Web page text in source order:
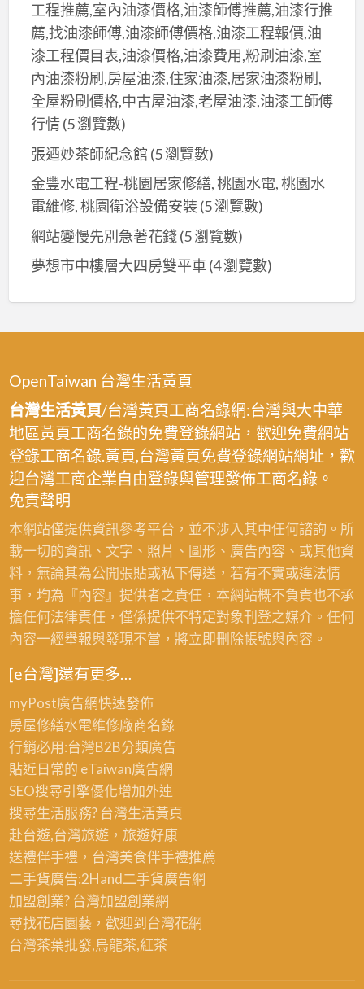
工程推薦,室內油漆價格,油漆師傅推薦,油漆行推
薦,找油漆師傅,油漆師傅價格,油漆工程報價,油
漆工程價目表,油漆價格,油漆費用,粉刷油漆,室
內油漆粉刷,房屋油漆,住家油漆,居家油漆粉刷,
全屋粉刷價格,中古屋油漆,老屋油漆,油漆工師傅
行情(5 瀏覽數)
張迺妙茶師紀念館 (5 瀏覽數)
金豐水電工程-桃園居家修繕, 桃園水電, 桃園水
電維修, 桃園衛浴設備安裝 (5 瀏覽數)
網站變慢先別急著花錢(5 瀏覽數)
夢想市中樓層大四房雙平車(4 瀏覽數)
OpenTaiwan 台灣生活黃頁
台灣生活黃頁/台灣黃頁工商名錄網:台灣與大中華
地區黃頁工商名錄的免費登錄網站，歡迎免費網站
登錄工商名錄.黃頁,台灣黃頁免費登錄網站網址，歡
迎台灣工商企業自由登錄與管理發佈工商名錄。
免責聲明
本網站僅提供資訊參考平台，並不涉入其中任何諮詢。所
載一切的資訊、文字、照片、圖形、廣告內容、或其他資
料，無論其為公開張貼或私下傳送，若有不實或違法情
事，均為『內容』提供者之責任，本網站概不負責也不承
擔任何法律責任，僅係提供不特定對象刊登之媒介。任何
內容一經舉報與發現不當，將立即刪除帳號與內容。
[e台灣]還有更多…
myPost廣告網快速發佈
房屋修繕水電維修廠商名錄
行銷必用:台灣B2B分類廣告
貼近日常的 eTaiwan廣告網
SEO搜尋引擎優化增加外連
搜尋生活服務? 台灣生活黃頁
赴台遊,台灣旅遊，旅遊好康
送禮伴手禮，台灣美食伴手禮推薦
二手貨廣告:2Hand二手貨廣告網
加盟創業? 台灣加盟創業網
尋找花店園藝，歡迎到 台灣花網
台灣茶葉批發,烏龍茶,紅茶